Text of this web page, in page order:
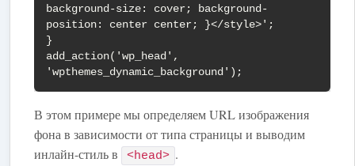
background-size: cover; background-
position: center center; }</style>';
}
add_action('wp_head',
'wpthemes_dynamic_background');
В этом примере мы определяем URL изображения
фона в зависимости от типа страницы и выводим
инлайн-стиль в
<head> .